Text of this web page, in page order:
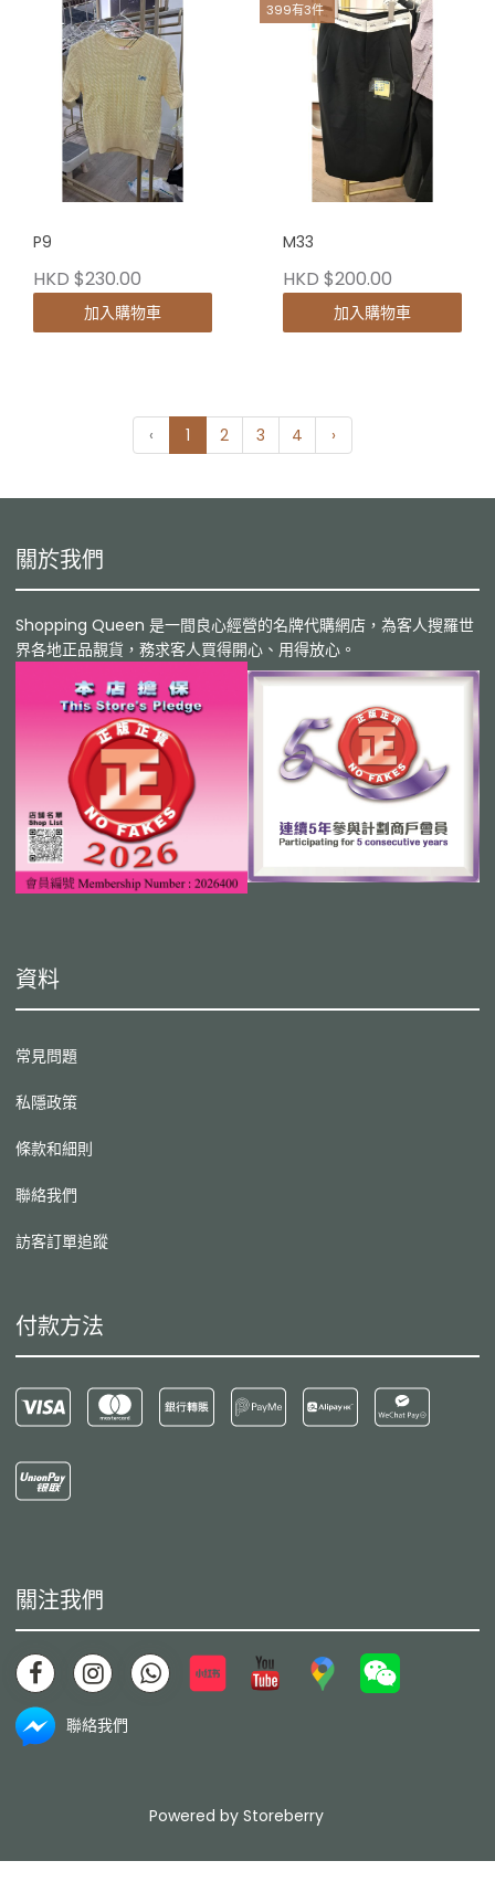
P9
HKD $230.00
加入購物車
399有3件
M33
HKD $200.00
加入購物車
‹ 1 2 3 4 ›
關於我們
Shopping Queen 是一間良心經營的名牌代購網店，為客人搜羅世
界各地正品靚貨，務求客人買得開心、用得放心。
資料
常見問題
私隱政策
條款和細則
聯絡我們
訪客訂單追蹤
付款方法
關注我們
聯絡我們
Powered by Storeberry